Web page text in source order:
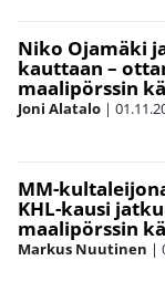
Niko Ojamäki
kauttaan –
maalipörssin
Joni Alatalo |
MM-
KHL-kausi
maalipörssin
Markus Nuutinen |